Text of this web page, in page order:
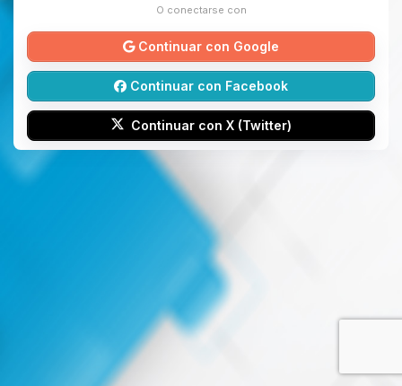
O conectarse con
Continuar con Google
Continuar con Facebook
Continuar con X (Twitter)